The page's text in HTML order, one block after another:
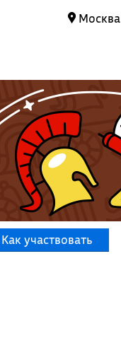
Москва
Как участвовать